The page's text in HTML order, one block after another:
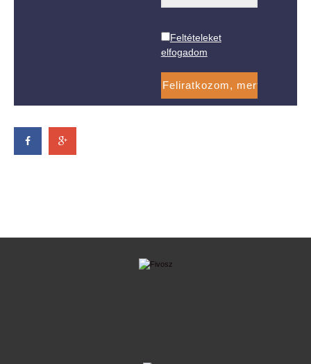
fórumán a párizsi Ministerial Council
Feltételeket
elfogadom